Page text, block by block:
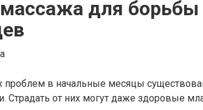
для борьбы
проблем в начальные месяцы
Страдать от них могут даже здоровые